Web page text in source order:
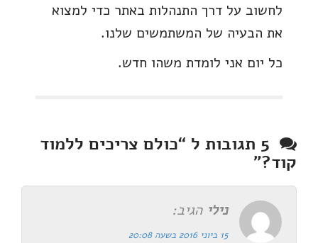
לחשוב על דרך התנהלות באתר כדי למצוא
את הבעיה של המשתמשים שלנו.
כל יום אני לומדת משהו חדש.
כולם צריכים ללמוד
קוד?”
נילי הגיב:
15 ביוני 2016 בשעה 20:08